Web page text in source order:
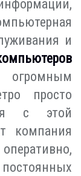
и
просто
с этой
компания